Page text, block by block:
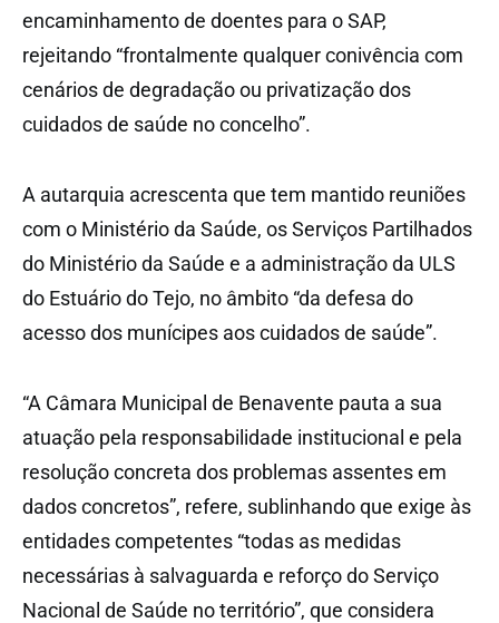
encaminhamento de doentes para o SAP,
rejeitando “frontalmente qualquer conivência com
cenários de degradação ou privatização dos
cuidados de saúde no concelho”.
A autarquia acrescenta que tem mantido reuniões
com o Ministério da Saúde, os Serviços Partilhados
do Ministério da Saúde e a administração da ULS
do Estuário do Tejo, no âmbito “da defesa do
acesso dos munícipes aos cuidados de saúde”.
“A Câmara Municipal de Benavente pauta a sua
atuação pela responsabilidade institucional e pela
resolução concreta dos problemas assentes em
dados concretos”, refere, sublinhando que exige às
entidades competentes “todas as medidas
necessárias à salvaguarda e reforço do Serviço
Nacional de Saúde no território”, que considera